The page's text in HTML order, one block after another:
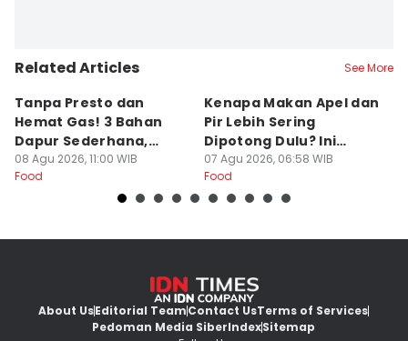
Related Articles See More
Tanpa Presto dan
Hemat Gas! 3 Bahan
Dapur Sederhana,
Daging Sapi Empuk
Dalam 15 Menit
08 Agu 2026, 11:00 WIB
Food
Kenapa Makan Apel dan
Pir Lebih Sering
Dipotong Dulu? Ini
Alasannya
07 Agu 2026, 06:58 WIB
Food
About UsEditorial TeamContact UsTerms of Services
Pedoman Media SiberIndexSitemap